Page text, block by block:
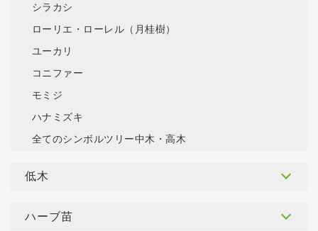
シラカシ
ローリエ・ローレル（月桂樹）
ユーカリ
コニファー
モミジ
ハナミズキ
全てのシンボルツリー中木・高木
低木
ハーブ苗